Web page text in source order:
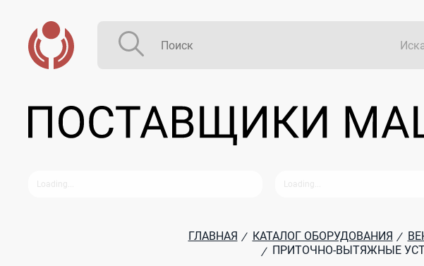
ГЛАВНАЯ / КАТАЛОГ ОБОРУДОВАНИЯ /
/ ПРИТОЧНО-ВЫТЯЖНЫЕ